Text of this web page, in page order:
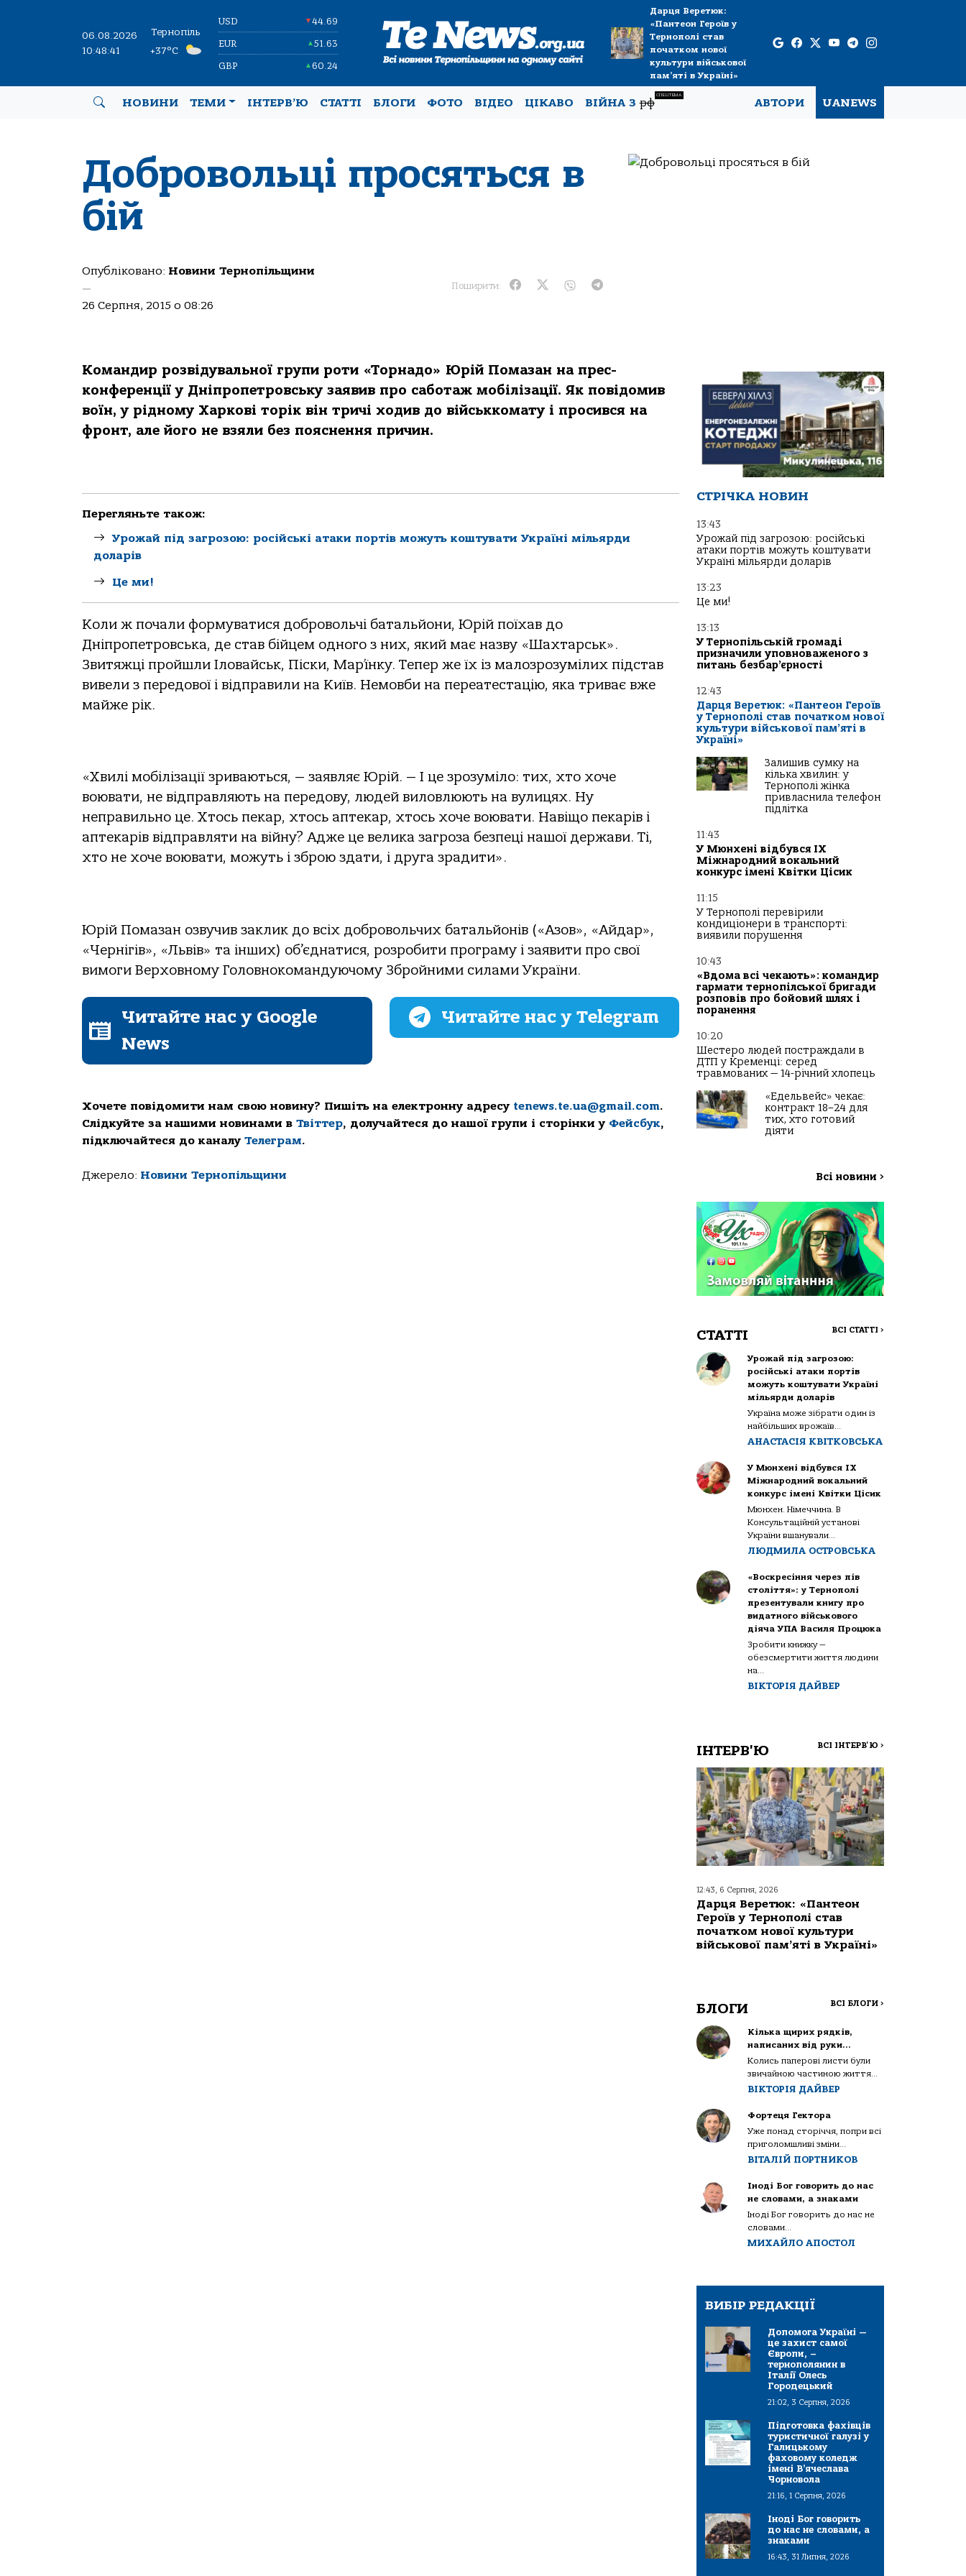
06.08.2026
10:48:42
Тернопіль
+37°C
USD ▼44.69
EUR ▲51.63
GBP ▲60.24
Дарця Веретюк:
«Пантеон Героїв у
Тернополі став
початком нової
культури військової
пам’яті в Україні»
НОВИНИ ТЕМИ ІНТЕРВ’Ю СТАТТІ БЛОГИ ФОТО ВІДЕО ЦІКАВО ВІЙНА Зрф
СПЕЦТЕМА
АВТОРИ UANEWS
Добровольці просяться в
бій
Опубліковано: Новини Тернопільщини
—
26 Серпня, 2015 о 08:26
Поширити:
Командир розвідувальної групи роти «Торнадо» Юрій Помазан на прес-
конференції у Дніпропетровську заявив про саботаж мобілізації. Як повідомив
воїн, у рідному Харкові торік він тричі ходив до військкомату і просився на
фронт, але його не взяли без пояснення причин.
Перегляньте також:
Урожай під загрозою: російські атаки портів можуть коштувати Україні мільярди
доларів
Це ми!
Коли ж почали формуватися добровольчі батальйони, Юрій поїхав до
Дніпропетровська, де став бійцем одного з них, який має назву «Шахтарськ».
Звитяжці пройшли Іловайськ, Піски, Мар’їнку. Тепер же їх iз малозрозумілих підстав
вивели з передової і відправили на Київ. Немовби на переатестацію, яка триває вже
майже рік.
«Хвилі мобілізації зриваються, — заявляє Юрій. — І це зрозуміло: тих, хто хоче
воювати, не відправляють на передову, людей виловлюють на вулицях. Ну
неправильно це. Хтось пекар, хтось аптекар, хтось хоче воювати. Навіщо пекарів і
аптекарів відправляти на війну? Адже це велика загроза безпеці нашої держави. Ті,
хто не хоче воювати, можуть і зброю здати, і друга зрадити».
Юрій Помазан озвучив заклик до всіх добровольчих батальйонів («Азов», «Айдар»,
«Чернігів», «Львів» та інших) об’єднатися, розробити програму і заявити про свої
вимоги Верховному Головнокомандуючому Збройними силами України.
Читайте нас у Google
News
Читайте нас у Telegram
Хочете повідомити нам свою новину? Пишіть на електронну адресу tenews.te.ua@gmail.com.
Слідкуйте за нашими новинами в Твіттер, долучайтеся до нашої групи і сторінки у Фейсбук,
підключайтеся до каналу Телеграм.
Джерело: Новини Тернопільщини
СТРІЧКА НОВИН
13:43
Урожай під загрозою: російські
атаки портів можуть коштувати
Україні мільярди доларів
13:23
Це ми!
13:13
У Тернопільській громаді
призначили уповноваженого з
питань безбар’єрності
12:43
Дарця Веретюк: «Пантеон Героїв
у Тернополі став початком нової
культури військової пам’яті в
Україні»
Залишив сумку на
кілька хвилин: у
Тернополі жінка
привласнила телефон
підлітка
11:43
У Мюнхені відбувся IX
Міжнародний вокальний
конкурс імені Квітки Цісик
11:15
У Тернополі перевірили
кондиціонери в транспорті:
виявили порушення
10:43
«Вдома всі чекають»: командир
гармати тернопілської бригади
розповів про бойовий шлях і
поранення
10:20
Шестеро людей постраждали в
ДТП у Кременці: серед
травмованих — 14-річний хлопець
«Едельвейс» чекає:
контракт 18–24 для
тих, хто готовий
діяти
Всі новини >
СТАТТІ ВСІ СТАТТІ >
Урожай під загрозою:
російські атаки портів
можуть коштувати Україні
мільярди доларів
Україна може зібрати один із
найбільших врожаїв...
АНАСТАСІЯ КВІТКОВСЬКА
У Мюнхені відбувся IX
Міжнародний вокальний
конкурс імені Квітки Цісик
Мюнхен. Німеччина. В
Консультаційній установі
України вшанували...
ЛЮДМИЛА ОСТРОВСЬКА
«Воскресіння через пів
століття»: у Тернополі
презентували книгу про
видатного військового
діяча УПА Василя Процюка
Зробити книжку —
обезсмертити життя людини
на...
ВІКТОРІЯ ДАЙВЕР
ІНТЕРВ'Ю ВСІ ІНТЕРВ'Ю >
12:43, 6 Серпня, 2026
Дарця Веретюк: «Пантеон
Героїв у Тернополі став
початком нової культури
військової пам’яті в Україні»
БЛОГИ ВСІ БЛОГИ >
Кілька щирих рядків,
написаних від руки…
Колись паперові листи були
звичайною частиною життя...
ВІКТОРІЯ ДАЙВЕР
Фортеця Гектора
Уже понад сторіччя, попри всі
приголомшливі зміни...
ВІТАЛІЙ ПОРТНИКОВ
Іноді Бог говорить до нас
не словами, а знаками
Іноді Бог говорить до нас не
словами...
МИХАЙЛО АПОСТОЛ
ВИБІР РЕДАКЦІЇ
Допомога Україні —
це захист самої
Європи, –
тернополянин в
Італії Олесь
Городецький
21:02, 3 Серпня, 2026
Підготовка фахівців
туристичної галузі у
Галицькому
фаховому коледж
імені В’ячеслава
Чорновола
21:16, 1 Серпня, 2026
Іноді Бог говорить
до нас не словами, а
знаками
16:43, 31 Липня, 2026